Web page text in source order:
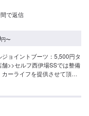
で返信
円〜
ョイントブーツ：5,500円タ
>>セルフ西伊場SSでは整備
ーライフを提供させて頂き